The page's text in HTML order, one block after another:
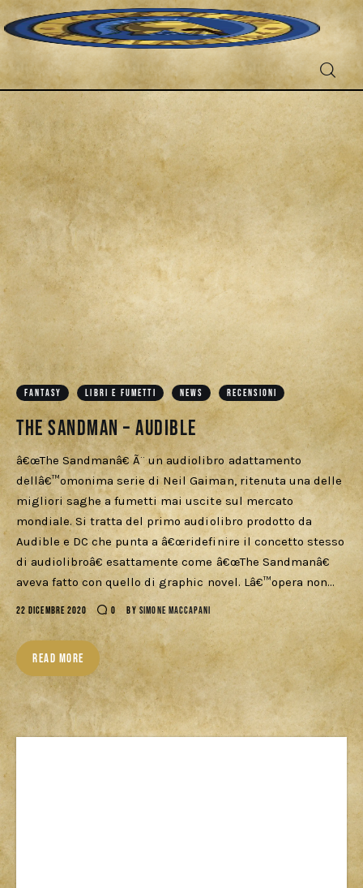
Fantascienza
Fantasy
Games
Recensioni
Libri e fumetti
Cercatori
Download
FANTASY LIBRI E FUMETTI NEWS RECENSIONI
The Sandman – Audible
â€œThe Sandmanâ€ Ã¨ un audiolibro adattamento
dellâ€™omonima serie di Neil Gaiman, ritenuta una delle
migliori saghe a fumetti mai uscite sul mercato
mondiale. Si tratta del primo audiolibro prodotto da
Audible e DC che punta a â€œridefinire il concetto stesso
di audiolibroâ€ esattamente come â€œThe Sandmanâ€
aveva fatto con quello di graphic novel. Lâ€™opera non…
22 DICEMBRE 2020 0 BY SIMONE MACCAPANI
READ MORE